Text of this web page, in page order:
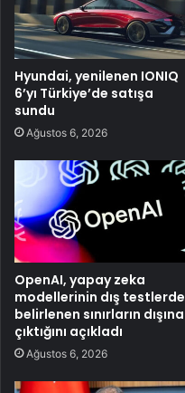
Hyundai, yenilenen IONIQ
6’yı Türkiye’de satışa
sundu
Ağustos 6, 2026
OpenAI, yapay zeka
modellerinin dış testlerde
belirlenen sınırların dışına
çıktığını açıkladı
Ağustos 6, 2026